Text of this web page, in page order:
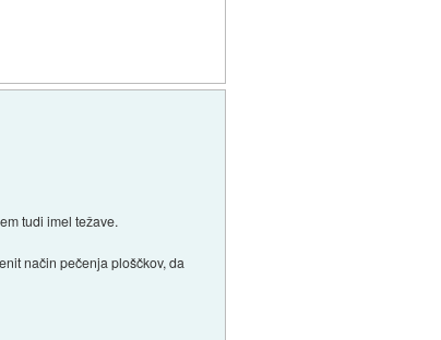
tudi imel težave.
način pečenja ploščkov, da